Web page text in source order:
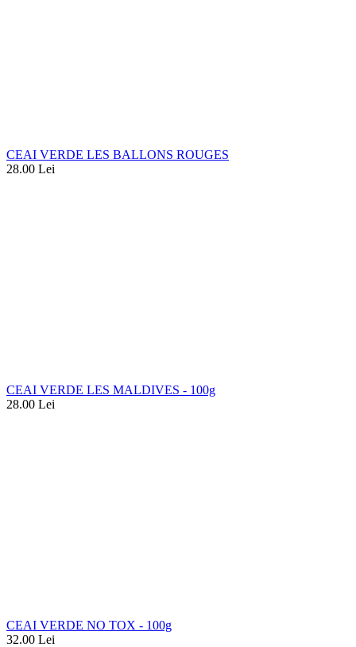
CEAI VERDE LES BALLONS ROUGES
28.00 Lei
CEAI VERDE LES MALDIVES - 100g
28.00 Lei
CEAI VERDE NO TOX - 100g
32.00 Lei